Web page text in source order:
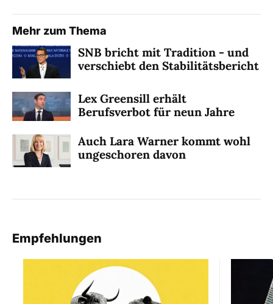
Mehr zum Thema
SNB bricht mit Tradition - und
verschiebt den Stabilitätsbericht
Lex Greensill erhält
Berufsverbot für neun Jahre
Auch Lara Warner kommt wohl
ungeschoren davon
Empfehlungen